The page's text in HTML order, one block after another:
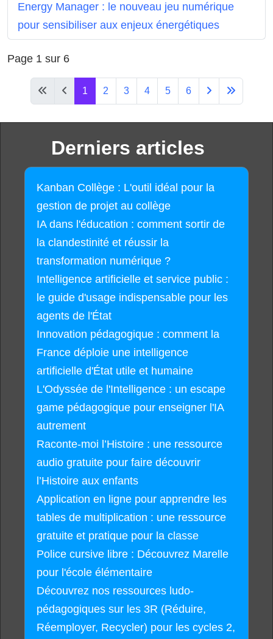
Energy Manager : le nouveau jeu numérique
pour sensibiliser aux enjeux énergétiques
Page 1 sur 6
1 2 3 4 5 6
Derniers articles
Kanban Collège : L'outil idéal pour la
gestion de projet au collège
IA dans l'éducation : comment sortir de
la clandestinité et réussir la
transformation numérique ?
Intelligence artificielle et service public :
le guide d'usage indispensable pour les
agents de l'État
Innovation pédagogique : comment la
France déploie une intelligence
artificielle d'État utile et humaine
L'Odyssée de l'Intelligence : un escape
game pédagogique pour enseigner l'IA
autrement
Raconte-moi l’Histoire : une ressource
audio gratuite pour faire découvrir
l’Histoire aux enfants
Application en ligne pour apprendre les
tables de multiplication : une ressource
gratuite et pratique pour la classe
Police cursive libre : Découvrez Marelle
pour l'école élémentaire
Découvrez nos ressources ludo-
pédagogiques sur les 3R (Réduire,
Réemployer, Recycler) pour les cycles 2,